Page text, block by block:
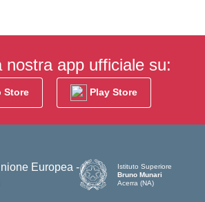
nostra app ufficiale su:
Store Play Store
Istituto Superiore
Bruno Munari
Acerra (NA)